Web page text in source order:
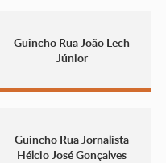
Guincho Rua João Lech
Júnior
Guincho Rua Jornalista
Hélcio José Gonçalves